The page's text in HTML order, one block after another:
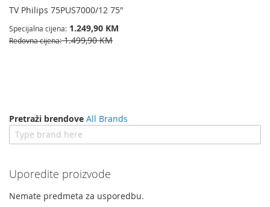
TV Philips 75PUS7000/12 75"
Specijalna cijena 1.249,90 KM
Redovna cijena 1.499,90 KM
Pretraži brendove All Brands
Uporedite proizvode
Nemate predmeta za usporedbu.